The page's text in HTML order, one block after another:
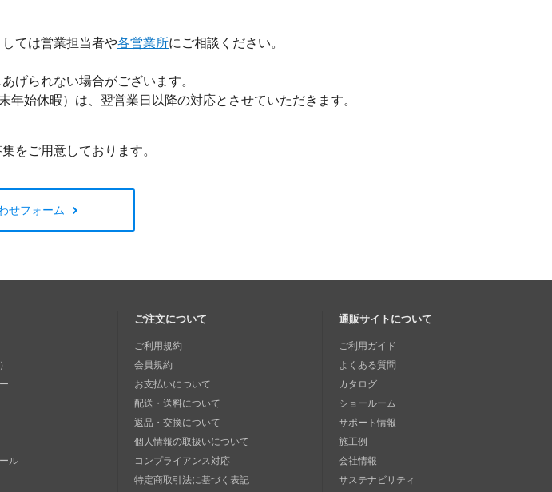
ては営業担当者や各営業所にご相談ください。
げられない場合がございます。
始休暇）は、翌営業日以降の対応とさせていただきます。
をご用意しております。
せフォーム
ル
ご注文について
ご利用規約
会員規約
お支払いについて
配送・送料について
返品・交換について
個人情報の取扱いについて
コンプライアンス対応
特定商取引法に基づく表記
通販サイトについて
ご利用ガイド
よくある質問
カタログ
ショールーム
サポート情報
施工例
会社情報
サステナビリティ